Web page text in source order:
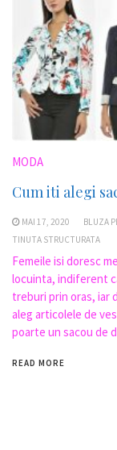
MODA
Cum iti alegi
MAI 17, 2020 BLUZA
TINUTA STRUCTURATA
Femeile isi doresc
locuinta, indiferent
treburi prin oras, iar
aleg articolele de
poarte un sacou de
READ MORE